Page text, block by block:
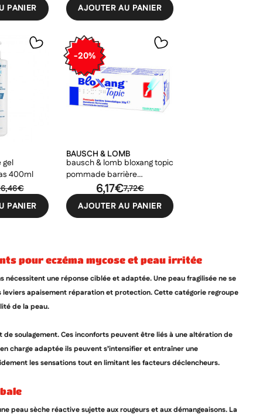
PANIER AJOUTER AU PANIER
gel
400ml
PANIER
-20%
BAUSCH & LOMB
bausch & lomb bloxang topic
pommade barrière
hémostatique 30gr
7,72€
6,17€
AJOUTER AU PANIER
pour eczéma mycose et peau irritée
une réponse ciblée et adaptée. Une peau fragilisée ne se
leviers apaisement réparation et protection. Cette catégorie regroupe
de la peau.
soulagement. Ces inconforts peuvent être liés à une altération de
charge adaptée ils peuvent s’intensifier et entraîner une
les sensations tout en limitant les facteurs déclencheurs.
peau sèche réactive sujette aux rougeurs et aux démangeaisons. La